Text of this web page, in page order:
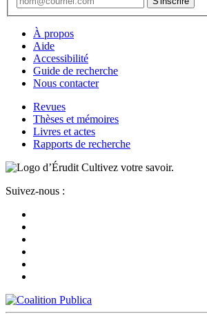
À propos
Aide
Accessibilité
Guide de recherche
Nous contacter
Revues
Thèses et mémoires
Livres et actes
Rapports de recherche
Cultivez votre savoir.
Suivez-nous :